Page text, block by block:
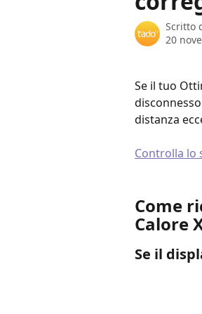
Scritto
20
Se il tuo
distanza
Controlla lo
Come
Calore
Se il